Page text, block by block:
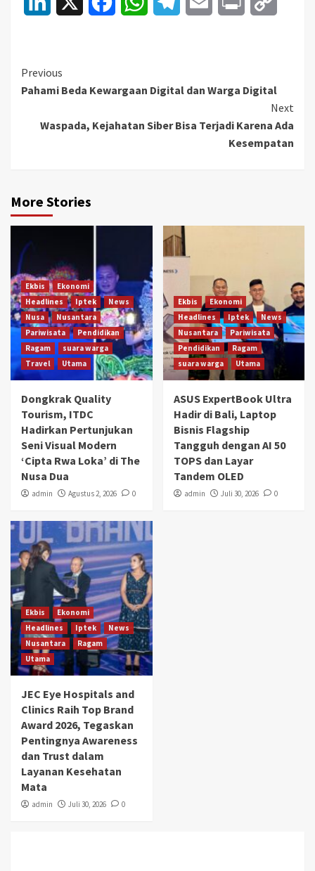
Continue
Reading
Previous
Pahami Beda Kewargaan Digital dan Warga Digital
Next
Waspada, Kejahatan Siber Bisa Terjadi Karena Ada
Kesempatan
More Stories
Ekbis
Ekonomi
Headlines
Iptek
News
Nusa
Nusantara
Pariwisata
Pendidikan
Ragam
suara warga
Travel
Utama
Dongkrak Quality
Tourism, ITDC
Hadirkan Pertunjukan
Seni Visual Modern
‘Cipta Rwa Loka’ di The
Nusa Dua
admin Agustus 2, 2026 0
Ekbis
Ekonomi
Headlines
Iptek
News
Nusantara
Pariwisata
Pendidikan
Ragam
suara warga
Utama
ASUS ExpertBook Ultra
Hadir di Bali, Laptop
Bisnis Flagship
Tangguh dengan AI 50
TOPS dan Layar
Tandem OLED
admin Juli 30, 2026 0
Ekbis
Ekonomi
Headlines
Iptek
News
Nusantara
Ragam
Utama
JEC Eye Hospitals and
Clinics Raih Top Brand
Award 2026, Tegaskan
Pentingnya Awareness
dan Trust dalam
Layanan Kesehatan
Mata
admin Juli 30, 2026 0